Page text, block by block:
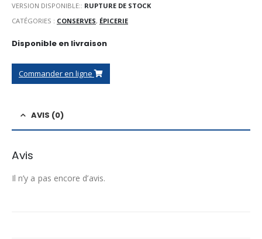
VERSION DISPONIBLE:: RUPTURE DE STOCK
CATÉGORIES : CONSERVES, ÉPICERIE
Disponible en livraison
Commander en ligne
AVIS (0)
Avis
Il n’y a pas encore d’avis.